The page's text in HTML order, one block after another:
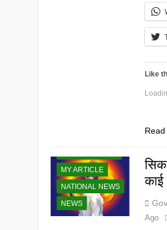
Like
MY ARTICLE
NATIONAL NEWS
NEWS
Ago